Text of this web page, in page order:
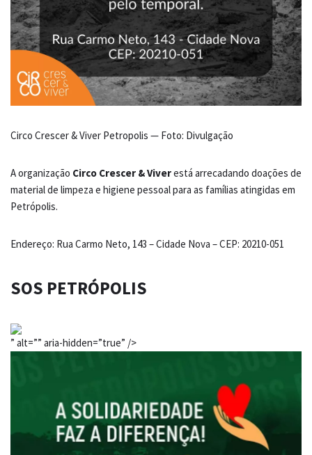
Circo Crescer & Viver Petropolis — Foto: Divulgação
A organização Circo Crescer & Viverestá arrecadando doações de
material de limpeza e higiene pessoal para as famílias atingidas em
Petrópolis.
Endereço: Rua Carmo Neto, 143 – Cidade Nova – CEP: 20210-051
SOS PETRÓPOLIS
” alt=”” aria-hidden=”true” />